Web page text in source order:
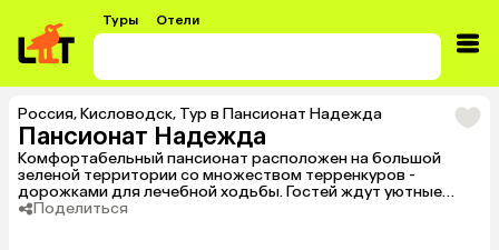
Туры Отели
Россия,Кисловодск, Тур в Пансионат Надежда
Пансионат Надежда
Комфортабельный пансионат расположен на большой
зеленой территории со множеством терренкуров -
дорожками для лечебной ходьбы. Гостей ждут уютные
номера и живописные окрестности.
Поделиться